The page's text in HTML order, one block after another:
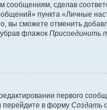
сообщениям, сделав
пункта «Личные
вы сможете отменить
флажок Присоединить
первого
перейдите в форму Создать